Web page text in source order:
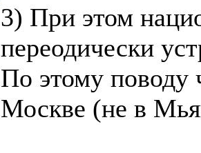
3) При этом
переодически
По этому поводу
Москве (не в